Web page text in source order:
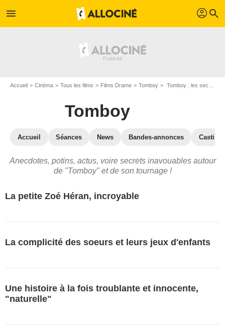
menu profil search
Accueil Cinéma Tous les films Films Drame Tomboy Tomboy : les secrets du tournage
Tomboy
Accueil Séances News Bandes-annonces Casting
Anecdotes, potins, actus, voire secrets inavouables autour
de "Tomboy" et de son tournage !
La petite Zoé Héran, incroyable
La complicité des soeurs et leurs jeux d'enfants
Une histoire à la fois troublante et innocente,
"naturelle"